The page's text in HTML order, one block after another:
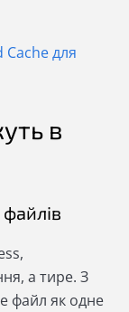
для
в
а тире. З
файл як одне